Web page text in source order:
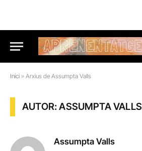
Inici » Arxius de Assumpta Valls
AUTOR: ASSUMPTA VALLS
Assumpta Valls